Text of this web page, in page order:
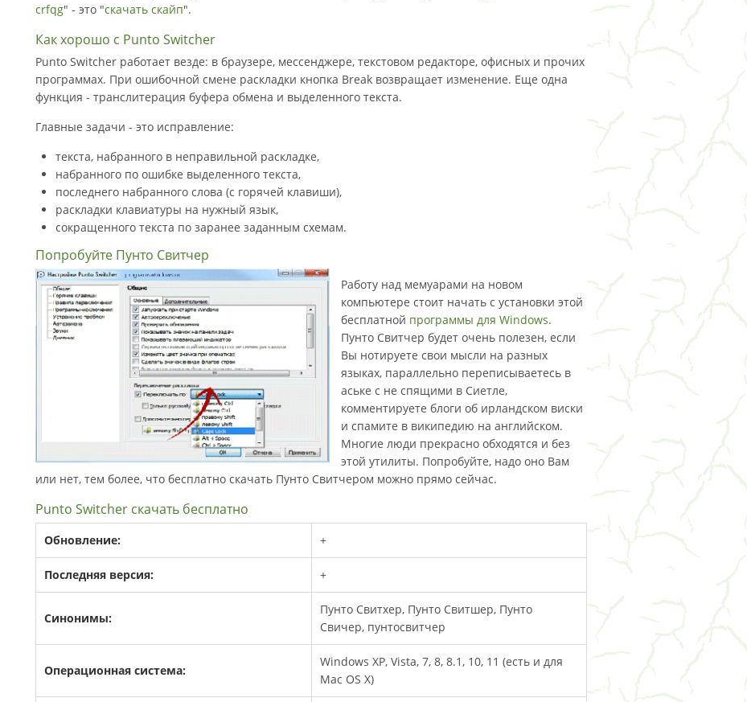
crfqg" - это "скачать скайп".
Как хорошо с Punto Switcher
Punto Switcher работает везде: в браузере, мессенджере, текстовом редакторе, офисных и прочих
программах. При ошибочной смене раскладки кнопка Break возвращает изменение. Еще одна
функция - транслитерация буфера обмена и выделенного текста.
Главные задачи - это исправление:
текста, набранного в неправильной раскладке,
набранного по ошибке выделенного текста,
последнего набранного слова (с горячей клавиши),
раскладки клавиатуры на нужный язык,
сокращенного текста по заранее заданным схемам.
Попробуйте Пунто Свитчер
Работу над мемуарами на новом
компьютере стоит начать с установки этой
бесплатной программы для Windows.
Пунто Свитчер будет очень полезен, если
Вы нотируете свои мысли на разных
языках, параллельно переписываетесь в
аське с не спящими в Сиетле,
комментируете блоги об ирландском виски
и спамите в википедию на английском.
Многие люди прекрасно обходятся и без
этой утилиты. Попробуйте, надо оно Вам
или нет, тем более, что бесплатно скачать Пунто Свитчером можно прямо сейчас.
Punto Switcher скачать бесплатно
Обновление: +
Последняя версия: +
Синонимы:
Пунто Свитхер, Пунто Свитшер, Пунто
Свичер, пунтосвитчер
Операционная система:
Windows XP, Vista, 7, 8, 8.1, 10, 11 (есть и для
Mac OS X)